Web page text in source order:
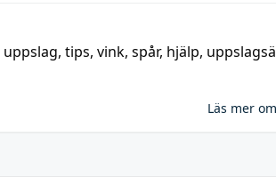
uppslag, tips, vink, spår, hjälp,
Läs mer